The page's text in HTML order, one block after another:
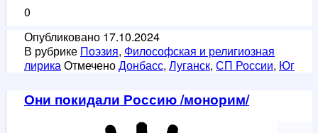
0
Опубликовано 17.10.2024
В рубрике Поэзия, Философская и религиозная
лирикаОтмеченоДонбасс, Луганск, СП России, Юг
Они покидали Россию /монорим/